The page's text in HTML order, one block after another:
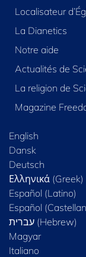
Localisateur
La Dianetics
Notre aide
Actualités de
La religion de
Magazine
English
Dansk
Deutsch
Ελληνικά (Greek)
Español (Latino)
Español
Magyar
Italiano